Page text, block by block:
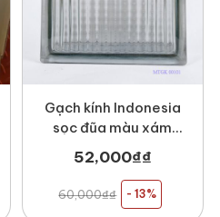
Gạch kính Indonesia
sọc đũa màu xám
MTGK 00101
52,000₫₫
60,000₫₫ - 13%